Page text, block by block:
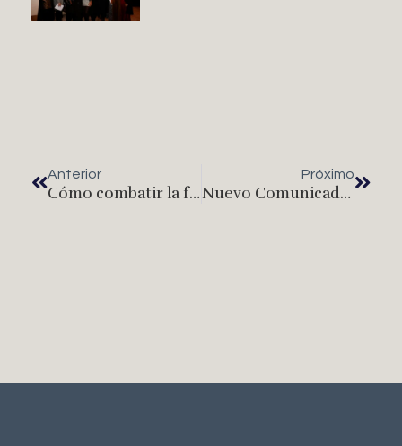
Anterior
Cómo combatir la flacidez en la piel
Próximo
Nuevo Comunicado – Medidas Extraordinarias